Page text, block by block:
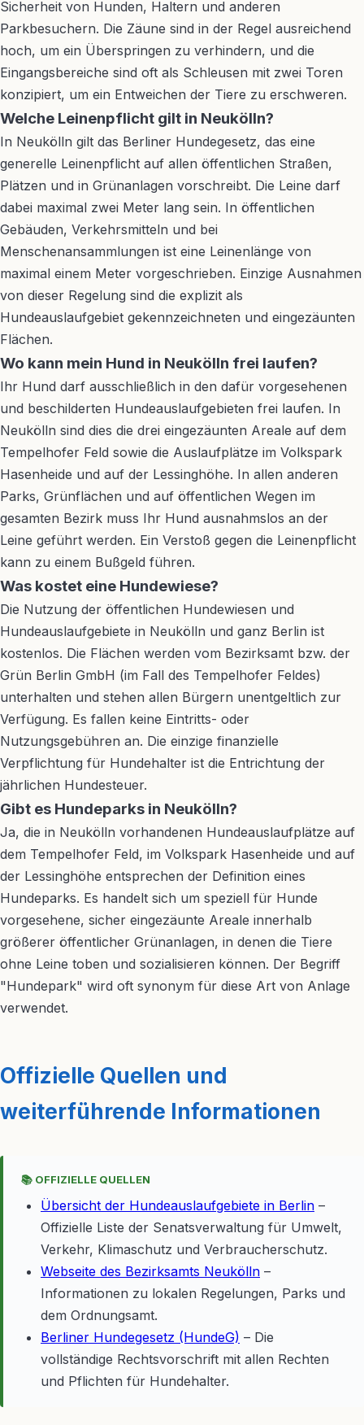
Sicherheit von Hunden, Haltern und anderen
Parkbesuchern. Die Zäune sind in der Regel ausreichend
hoch, um ein Überspringen zu verhindern, und die
Eingangsbereiche sind oft als Schleusen mit zwei Toren
konzipiert, um ein Entweichen der Tiere zu erschweren.
Welche Leinenpflicht gilt in Neukölln?
In Neukölln gilt das Berliner Hundegesetz, das eine
generelle Leinenpflicht auf allen öffentlichen Straßen,
Plätzen und in Grünanlagen vorschreibt. Die Leine darf
dabei maximal zwei Meter lang sein. In öffentlichen
Gebäuden, Verkehrsmitteln und bei
Menschenansammlungen ist eine Leinenlänge von
maximal einem Meter vorgeschrieben. Einzige Ausnahmen
von dieser Regelung sind die explizit als
Hundeauslaufgebiet gekennzeichneten und eingezäunten
Flächen.
Wo kann mein Hund in Neukölln frei laufen?
Ihr Hund darf ausschließlich in den dafür vorgesehenen
und beschilderten Hundeauslaufgebieten frei laufen. In
Neukölln sind dies die drei eingezäunten Areale auf dem
Tempelhofer Feld sowie die Auslaufplätze im Volkspark
Hasenheide und auf der Lessinghöhe. In allen anderen
Parks, Grünflächen und auf öffentlichen Wegen im
gesamten Bezirk muss Ihr Hund ausnahmslos an der
Leine geführt werden. Ein Verstoß gegen die Leinenpflicht
kann zu einem Bußgeld führen.
Was kostet eine Hundewiese?
Die Nutzung der öffentlichen Hundewiesen und
Hundeauslaufgebiete in Neukölln und ganz Berlin ist
kostenlos. Die Flächen werden vom Bezirksamt bzw. der
Grün Berlin GmbH (im Fall des Tempelhofer Feldes)
unterhalten und stehen allen Bürgern unentgeltlich zur
Verfügung. Es fallen keine Eintritts- oder
Nutzungsgebühren an. Die einzige finanzielle
Verpflichtung für Hundehalter ist die Entrichtung der
jährlichen Hundesteuer.
Gibt es Hundeparks in Neukölln?
Ja, die in Neukölln vorhandenen Hundeauslaufplätze auf
dem Tempelhofer Feld, im Volkspark Hasenheide und auf
der Lessinghöhe entsprechen der Definition eines
Hundeparks. Es handelt sich um speziell für Hunde
vorgesehene, sicher eingezäunte Areale innerhalb
größerer öffentlicher Grünanlagen, in denen die Tiere
ohne Leine toben und sozialisieren können. Der Begriff
"Hundepark" wird oft synonym für diese Art von Anlage
verwendet.
Offizielle Quellen und
weiterführende Informationen
📚 OFFIZIELLE QUELLEN
Übersicht der Hundeauslaufgebiete in Berlin –
Offizielle Liste der Senatsverwaltung für Umwelt,
Verkehr, Klimaschutz und Verbraucherschutz.
Webseite des Bezirksamts Neukölln –
Informationen zu lokalen Regelungen, Parks und
dem Ordnungsamt.
Berliner Hundegesetz (HundeG) – Die
vollständige Rechtsvorschrift mit allen Rechten
und Pflichten für Hundehalter.